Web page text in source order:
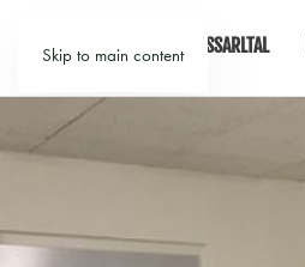
Skip to main contentGROSSARLTAL